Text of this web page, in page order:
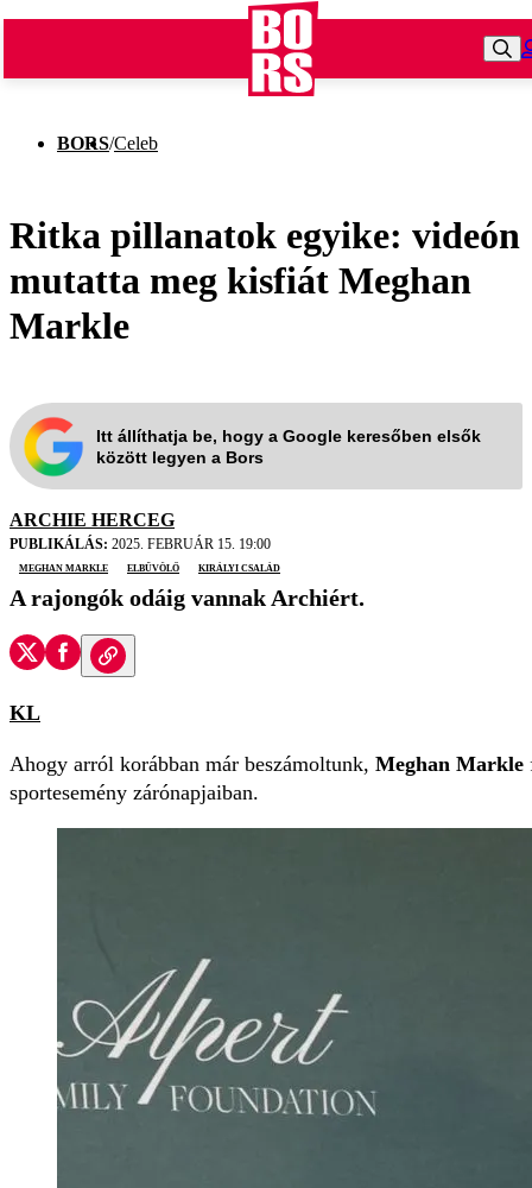
BORS/Celeb
Ritka pillanatok egyike: videón
mutatta meg kisfiát Meghan
Markle
Itt állíthatja be, hogy a Google keresőben elsők
között legyen a Bors
ARCHIE HERCEG
PUBLIKÁLÁS: 2025. FEBRUÁR 15. 19:00
meghan markle
elbűvölő királyi család
A rajongók odáig vannak Archiért.
KL
Ahogy arról korábban már beszámoltunk, Meghan Markle
sportesemény zárónapjaiban.